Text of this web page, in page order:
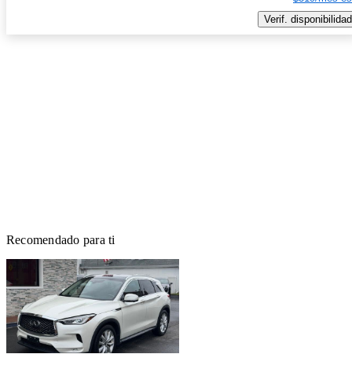
Verif. disponibilidad
Recomendado para ti